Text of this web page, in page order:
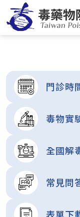
門診時
毒物實
全國解
常見問
表單下